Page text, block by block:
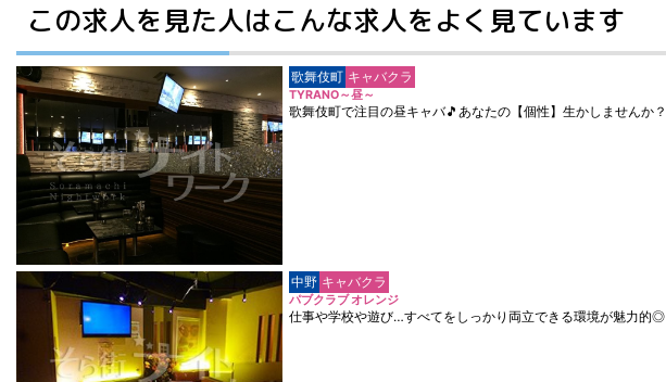
この求人を見た人はこんな求人をよく見ています
歌舞伎町 キャバクラ
TYRANO～昼～
歌舞伎町で注目の昼キャバ🎵あなたの【個性】生かしませんか？
中野 キャバクラ
パブクラブ オレンジ
仕事や学校や遊び…すべてをしっかり両立できる環境が魅力的◎